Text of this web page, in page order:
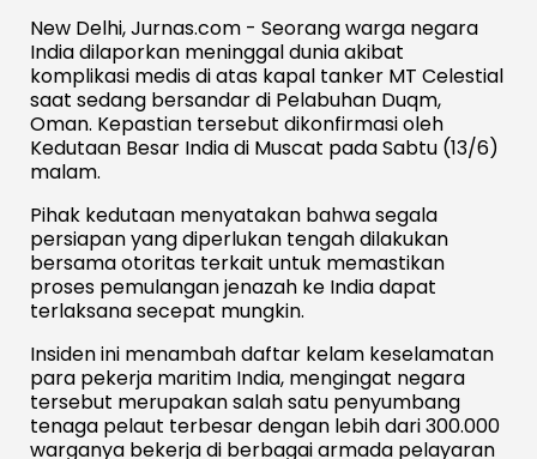
New Delhi, Jurnas.com - Seorang warga negara
India dilaporkan meninggal dunia akibat
komplikasi medis di atas kapal tanker MT Celestial
saat sedang bersandar di Pelabuhan Duqm,
Oman. Kepastian tersebut dikonfirmasi oleh
Kedutaan Besar India di Muscat pada Sabtu (13/6)
malam.
Pihak kedutaan menyatakan bahwa segala
persiapan yang diperlukan tengah dilakukan
bersama otoritas terkait untuk memastikan
proses pemulangan jenazah ke India dapat
terlaksana secepat mungkin.
Insiden ini menambah daftar kelam keselamatan
para pekerja maritim India, mengingat negara
tersebut merupakan salah satu penyumbang
tenaga pelaut terbesar dengan lebih dari 300.000
warganya bekerja di berbagai armada pelayaran